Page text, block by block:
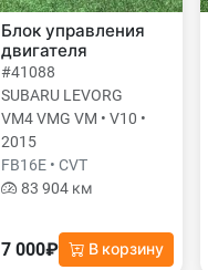
Блок управления
двигателя
#41088
SUBARU LEVORG
VM4 VMG VM • V10 •
2015
FB16E • CVT
83 904 км
7 000₽ В корзину